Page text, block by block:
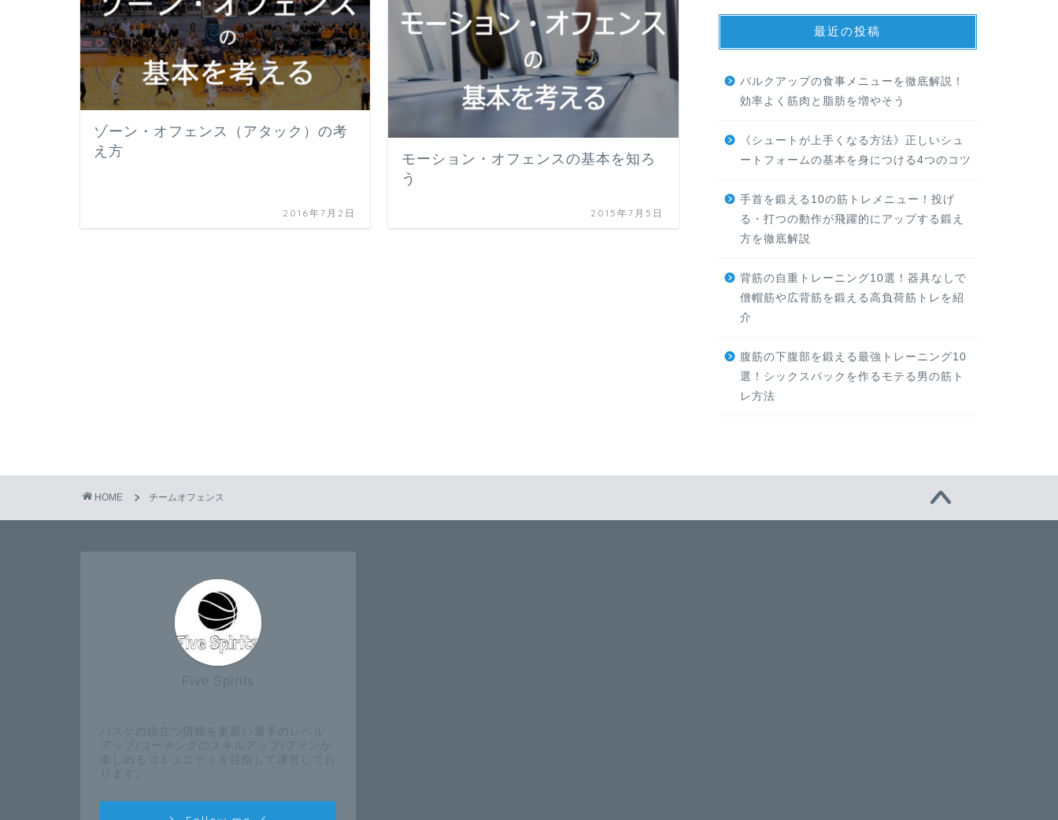
ゾーン・オフェンス（アタック）の考
え方
2016年7月2日
モーション・オフェンスの基本を知ろ
う
2015年7月5日
最近の投稿
バルクアップの食事メニューを徹底解説！
効率よく筋肉と脂肪を増やそう
《シュートが上手くなる方法》正しいシュ
ートフォームの基本を身につける4つのコツ
手首を鍛える10の筋トレメニュー！投げ
る・打つの動作が飛躍的にアップする鍛え
方を徹底解説
背筋の自重トレーニング10選！器具なしで
僧帽筋や広背筋を鍛える高負荷筋トレを紹
介
腹筋の下腹部を鍛える最強トレーニング10
選！シックスパックを作るモテる男の筋ト
レ方法
HOME チームオフェンス
Five Spirits
バスケの役立つ情報を更新♪♪選手のレベル
アップ/コーチングのスキルアップ/ファンが
楽しめるコミュニティを目指して運営してお
ります。